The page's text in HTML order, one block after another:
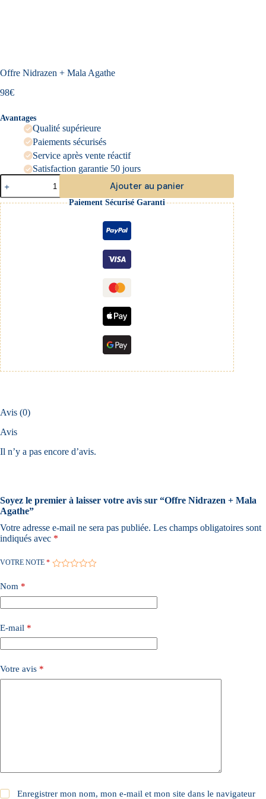
Offre Nidrazen + Mala Agathe
98€
Avantages
Qualité supérieure
Paiements sécurisés
Service après vente réactif
Satisfaction garantie 50 jours
quantité
de
Offre
Nidrazen
+
Mala
Agathe
Ajouter au panier
A
l
t
e
r
n
a
t
i
v
e
:
Paiement Sécurisé Garanti
Avis (0)
Avis
Il n’y a pas encore d’avis.
Soyez le premier à laisser votre avis sur “Offre Nidrazen + Mala
Agathe”
Votre adresse e-mail ne sera pas publiée. Les champs obligatoires sont
indiqués avec *
VOTRE NOTE *
Nom *
E-mail *
Votre avis *
Enregistrer mon nom, mon e-mail et mon site dans le navigateur
A
l
e
n
a
v